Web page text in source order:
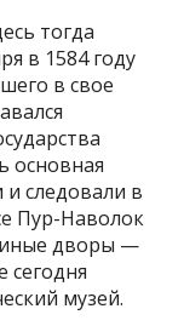
тогда
в 1584 году
в свое
основная
следовали в
Пур-Наволок
дворы —
сегодня
музей.